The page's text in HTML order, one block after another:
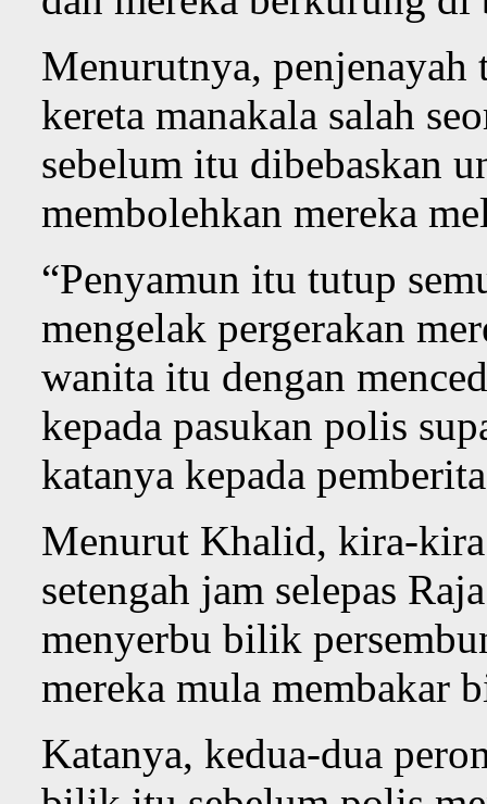
Menurutnya, penjenayah
kereta manakala salah
sebelum itu dibebaskan
membolehkan mereka
“Penyamun itu tutup
mengelak pergerakan
wanita itu dengan
kepada pasukan polis
katanya kepada
Menurut Khalid, kira-
setengah jam selepas
menyerbu bilik
mereka mula membakar
Katanya, kedua-dua